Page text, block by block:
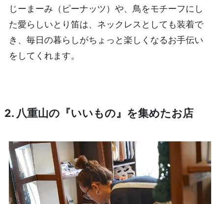
じーまーみ（ピーナッツ）や、鳥をモチーフにし
た愛らしいとり笛は、ネックレスとしても装着で
き、毎日の暮らしがちょっと楽しくなるお手伝い
をしてくれます。
2. 八重山の『いいもの』を集めたお店